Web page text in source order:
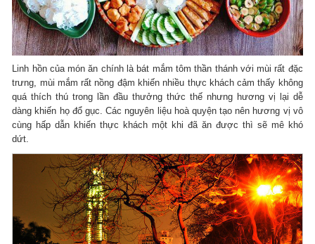
Linh hồn của món ăn chính là bát mắm tôm thần thánh với mùi rất đặc
trưng, mùi mắm rất nồng đậm khiến nhiều thực khách cảm thấy không
quá thích thú trong lần đầu thưởng thức thế nhưng hương vị lại dễ
dàng khiến họ đổ gục. Các nguyên liệu hoà quyện tạo nên hương vị vô
cùng hấp dẫn khiến thực khách một khi đã ăn được thì sẽ mê khó
dứt.